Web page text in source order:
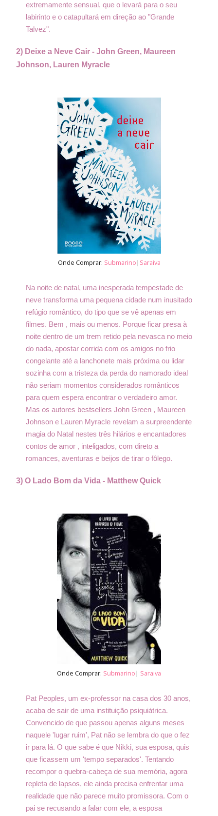
extremamente sensual, que o levará para o seu
labirinto e o catapultará em direção ao "Grande
Talvez".
2) Deixe a Neve Cair - John Green, Maureen
Johnson, Lauren Myracle
Onde Comprar: Submarino| Saraiva
Na noite de natal, uma inesperada tempestade de
neve transforma uma pequena cidade num inusitado
refúgio romântico, do tipo que se vê apenas em
filmes. Bem , mais ou menos. Porque ficar presa à
noite dentro de um trem retido pela nevasca no meio
do nada, apostar corrida com os amigos no frio
congelante até a lanchonete mais próxima ou lidar
sozinha com a tristeza da perda do namorado ideal
não seriam momentos considerados românticos
para quem espera encontrar o verdadeiro amor.
Mas os autores bestsellers John Green , Maureen
Johnson e Lauren Myracle revelam a surpreendente
magia do Natal nestes três hilários e encantadores
contos de amor , inteligados, com direto a
romances, aventuras e beijos de tirar o fôlego.
3) O Lado Bom da Vida - Matthew Quick
Onde Comprar: Submarino| Saraiva
Pat Peoples, um ex-professor na casa dos 30 anos,
acaba de sair de uma instituição psiquiátrica.
Convencido de que passou apenas alguns meses
naquele 'lugar ruim', Pat não se lembra do que o fez
ir para lá. O que sabe é que Nikki, sua esposa, quis
que ficassem um 'tempo separados'. Tentando
recompor o quebra-cabeça de sua memória, agora
repleta de lapsos, ele ainda precisa enfrentar uma
realidade que não parece muito promissora. Com o
pai se recusando a falar com ele, a esposa